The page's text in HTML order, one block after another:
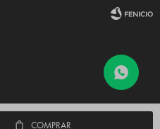
COMPRAR